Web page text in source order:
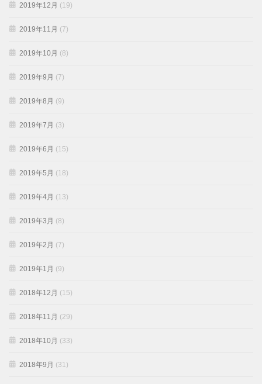
2019年12月 (19)
2019年11月 (7)
2019年10月 (8)
2019年9月 (7)
2019年8月 (9)
2019年7月 (3)
2019年6月 (15)
2019年5月 (18)
2019年4月 (13)
2019年3月 (8)
2019年2月 (7)
2019年1月 (9)
2018年12月 (15)
2018年11月 (29)
2018年10月 (33)
2018年9月 (31)